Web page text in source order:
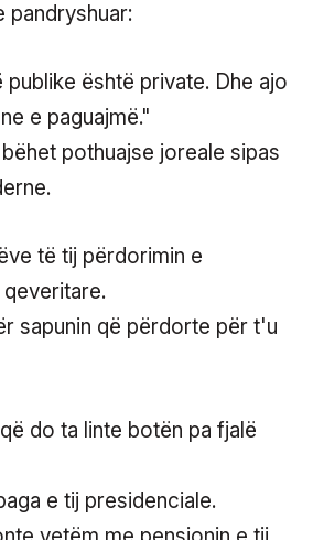
pandryshuar:
publike është private. Dhe ajo
e paguajmë."
pothuajse joreale sipas
të tij përdorimin e
sapunin që përdorte për t'u
do ta linte botën pa fjalë
e tij presidenciale.